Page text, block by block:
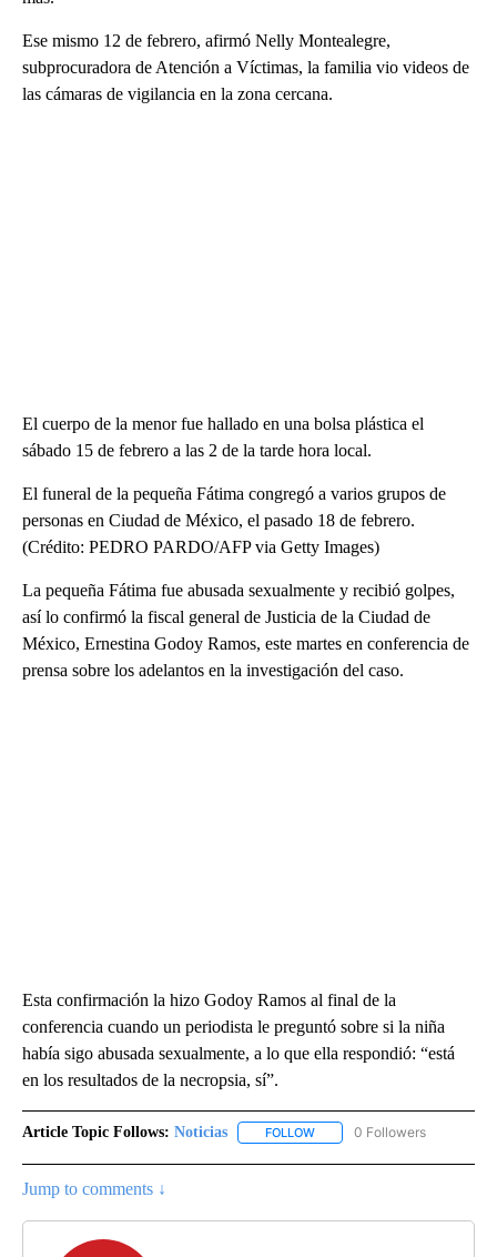
Ese mismo 12 de febrero, afirmó Nelly Montealegre,
subprocuradora de Atención a Víctimas, la familia vio videos de
las cámaras de vigilancia en la zona cercana.
El cuerpo de la menor fue hallado en una bolsa plástica el
sábado 15 de febrero a las 2 de la tarde hora local.
El funeral de la pequeña Fátima congregó a varios grupos de
personas en Ciudad de México, el pasado 18 de febrero.
(Crédito: PEDRO PARDO/AFP via Getty Images)
La pequeña Fátima fue abusada sexualmente y recibió golpes,
así lo confirmó la fiscal general de Justicia de la Ciudad de
México, Ernestina Godoy Ramos, este martes en conferencia de
prensa sobre los adelantos en la investigación del caso.
Esta confirmación la hizo Godoy Ramos al final de la
conferencia cuando un periodista le preguntó sobre si la niña
había sigo abusada sexualmente, a lo que ella respondió: “está
en los resultados de la necropsia, sí”.
Article Topic Follows: Noticias FOLLOW FOLLOW "NOTICIAS" TO
0 Followers
Jump to comments ↓